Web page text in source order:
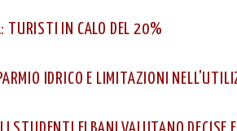
TURISTI IN CALO DEL 20%
IDRICO E LIMITAZIONI